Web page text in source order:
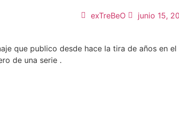
exTreBeO junio 15,
que publico desde hace la tira de años en el
de una serie .